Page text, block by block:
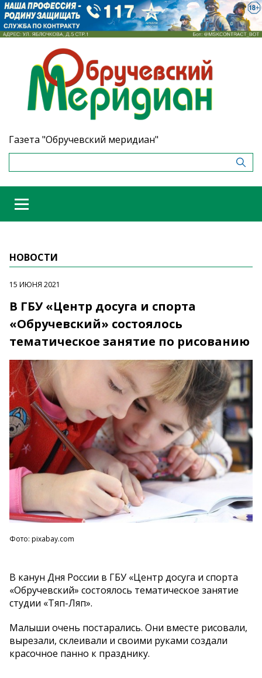
Газета "Обручевский меридиан"
НОВОСТИ
15 ИЮНЯ 2021
В ГБУ «Центр досуга и спорта
«Обручевский» состоялось
тематическое занятие по рисованию
Фото: pixabay.com
В канун Дня России в ГБУ «Центр досуга и спорта
«Обручевский» состоялось тематическое занятие
студии «Тяп-Ляп».
Малыши очень постарались. Они вместе рисовали,
вырезали, склеивали и своими руками создали
красочное панно к празднику.